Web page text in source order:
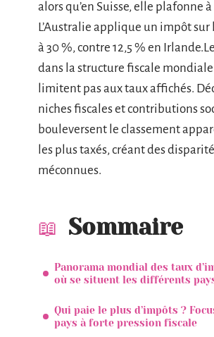
alors qu’en Suisse, elle plafonne à
L’Australie applique un impôt sur
à 30 %, contre 12,5 % en
dans la structure fiscale mondiale
limitent pas aux taux affichés.
niches fiscales et contributions
bouleversent le classement
les plus taxés, créant des
méconnues.
Sommaire
Panorama mondial des taux
où se situent les différents
Qui paie le plus d’impôts ?
pays à forte pression fiscale